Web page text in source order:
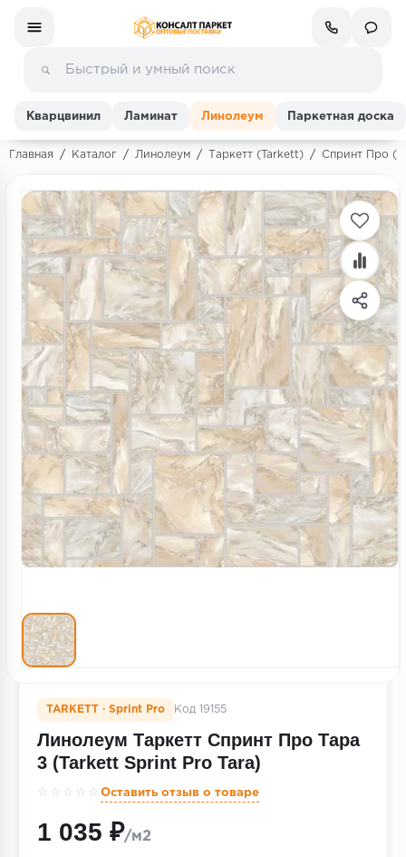
Ламинат
Линолеум
Кварц-винил (ПВХ плитка)
Инженерная доска
Паркетная доска
Террасная доска
Пробковое покрытие
Ковровая плитка
Плинтус
Строительные материалы
Кварцвинил Ламинат Линолеум Паркетная доска
Главная / Каталог / Линолеум / Таркетт (Tarkett) / Спринт Про
TARKETT · Sprint Pro Код 19155
Линолеум Таркетт Спринт Про Тара
3 (Tarkett Sprint Pro Tara)
☆☆☆☆☆ Оставить отзыв о товаре
1 035 ₽/м2